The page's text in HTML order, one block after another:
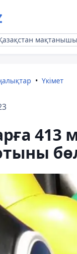
мақтанышы
Үкімет
413